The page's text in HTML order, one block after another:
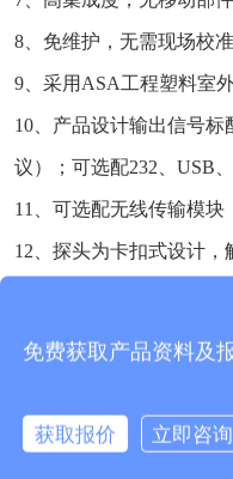
8、免维护，无需现场校准
9、采用ASA工程塑料室
10、产品设计输出信号标
议）；可选配232、USB
11、可选配无线传输模块
12、探头为卡扣式设计
1、风速：测量原理超声
免费获取产品资料及
获取报价 立即咨询